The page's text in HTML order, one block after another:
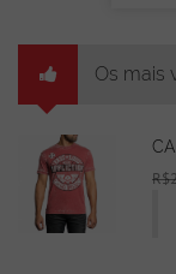
Os mais